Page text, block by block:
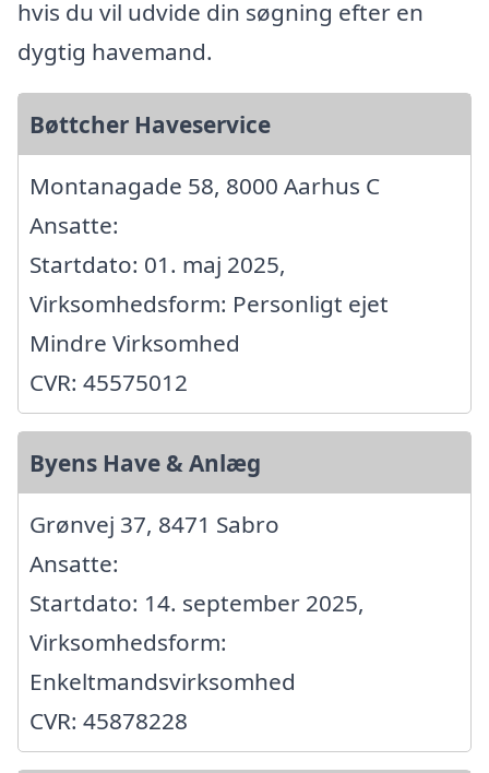
hvis du vil udvide din søgning efter en
dygtig havemand.
Bøttcher Haveservice
Montanagade 58, 8000 Aarhus C
Ansatte:
Startdato: 01. maj 2025,
Virksomhedsform: Personligt ejet
Mindre Virksomhed
CVR: 45575012
Byens Have & Anlæg
Grønvej 37, 8471 Sabro
Ansatte:
Startdato: 14. september 2025,
Virksomhedsform:
Enkeltmandsvirksomhed
CVR: 45878228